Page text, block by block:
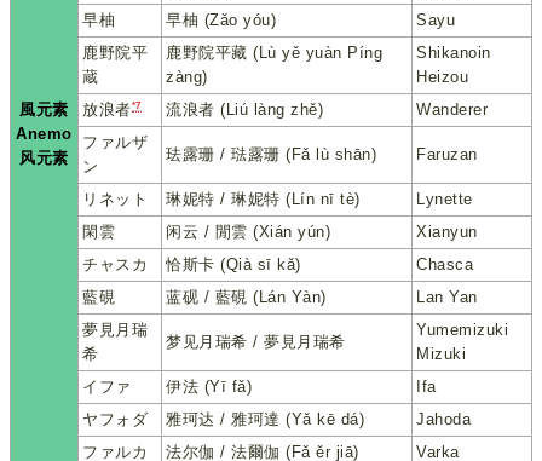
風元素
Anemo
风元素
早柚
早柚 (Zǎo yóu)
Sayu
鹿野院平
蔵
鹿野院平藏 (Lù yě yuàn Píng
zàng)
Shikanoin
Heizou
放浪者*7 流浪者 (Liú làng zhě)
Wanderer
ファルザ
ン
珐露珊 / 琺露珊 (Fǎ lù shān) Faruzan
リネット 琳妮特 / 琳妮特 (Lín nī tè)
Lynette
閑雲
闲云 / 閒雲 (Xián yún)
Xianyun
チャスカ
恰斯卡 (Qià sī kǎ)
Chasca
藍硯
蓝砚 / 藍硯 (Lán Yàn)
Lan Yan
夢見月瑞
希
梦见月瑞希 / 夢見月瑞希
Yumemizuki
Mizuki
イファ
伊法 (Yī fǎ)
Ifa
ヤフォダ
雅珂达 / 雅珂達 (Yǎ kē dá)
Jahoda
ファルカ
法尔伽 / 法爾伽 (Fǎ ěr jiā)
Varka